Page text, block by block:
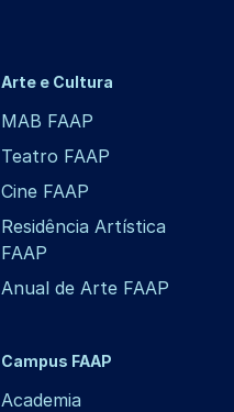
Arte e Cultura
MAB FAAP
Teatro FAAP
Cine FAAP
Residência Artística
FAAP
Anual de Arte FAAP
Campus FAAP
Academia